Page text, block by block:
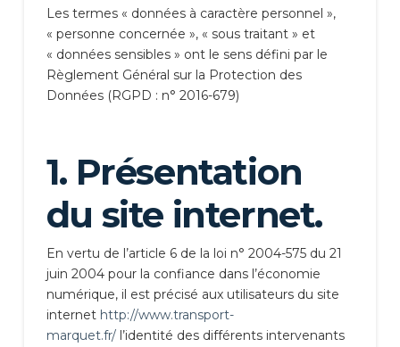
Les termes « données à caractère personnel »,
« personne concernée », « sous traitant » et
« données sensibles » ont le sens défini par le
Règlement Général sur la Protection des
Données (RGPD : n° 2016-679)
1. Présentation
du site internet.
En vertu de l’article 6 de la loi n° 2004-575 du 21
juin 2004 pour la confiance dans l’économie
numérique, il est précisé aux utilisateurs du site
internet http://www.transport-
marquet.fr/l’identité des différents intervenants